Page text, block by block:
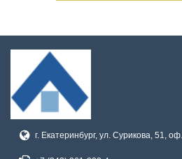
г. Екатеринбург, ул. Сурикова, 51,